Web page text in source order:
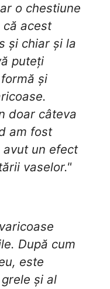
o chestiune
acest
și chiar și la
puteți
și
doar câteva
am fost
un efect
vaselor."
După cum
este
și al